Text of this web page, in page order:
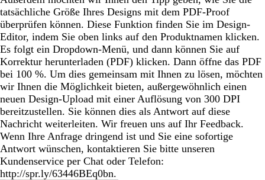
tatsächliche Größe Ihres Designs mit dem PDF-Proof
überprüfen können. Diese Funktion finden Sie im Design-
Editor, indem Sie oben links auf den Produktnamen klicken.
Es folgt ein Dropdown-Menü, und dann können Sie auf
Korrektur herunterladen (PDF) klicken. Dann öffne das PDF
bei 100 %. Um dies gemeinsam mit Ihnen zu lösen, möchten
wir Ihnen die Möglichkeit bieten, außergewöhnlich einen
neuen Design-Upload mit einer Auflösung von 300 DPI
bereitzustellen. Sie können dies als Antwort auf diese
Nachricht weiterleiten. Wir freuen uns auf Ihr Feedback.
Wenn Ihre Anfrage dringend ist und Sie eine sofortige
Antwort wünschen, kontaktieren Sie bitte unseren
Kundenservice per Chat oder Telefon:
http://spr.ly/63446BEq0bn.